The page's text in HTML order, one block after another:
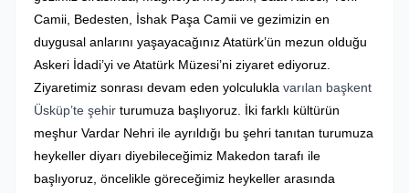
Camii, Bedesten, İshak Paşa Camii ve gezimizin en
duygusal anlarını yaşayacağınız Atatürk’ün mezun olduğu
Askeri İdadi’yi ve Atatürk Müzesi’ni ziyaret ediyoruz.
Ziyaretimiz sonrası devam eden yolculukla varılan başkent
Üsküp’te şehir turumuza başlıyoruz. İki farklı kültürün
meşhur Vardar Nehri ile ayrıldığı bu şehri tanıtan turumuza
heykeller diyarı diyebileceğimiz Makedon tarafı ile
başlıyoruz, öncelikle göreceğimiz heykeller arasında